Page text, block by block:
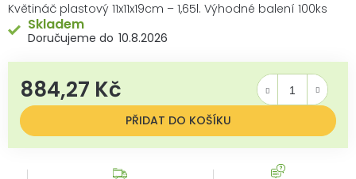
Květináč plastový 11x11x19cm – 1,65l. Výhodné balení 100ks
Skladem
10.8.2026
884,27 Kč
PŘIDAT DO KOŠÍKU